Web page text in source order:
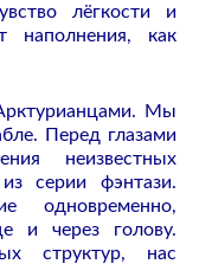
лёгкости и
наполнения, как
Мы
Перед глазами
неизвестных
серии фэнтази.
одновременно,
и через голову.
структур, нас